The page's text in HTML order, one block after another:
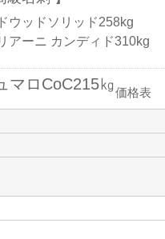
ウッドソリッド258kg
アーニ カンディド310kg
マロCoC215㎏価格表